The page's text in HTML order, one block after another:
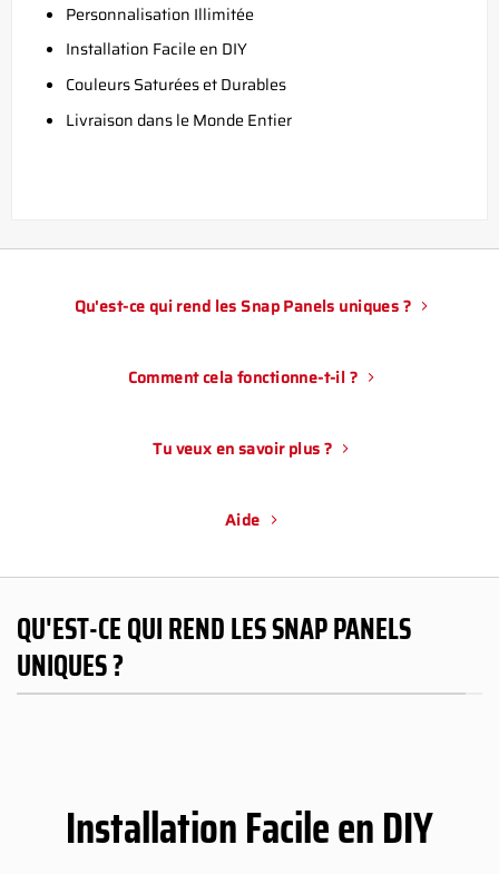
Personnalisation Illimitée
Installation Facile en DIY
Couleurs Saturées et Durables
Livraison dans le Monde Entier
Qu'est-ce qui rend les Snap Panels uniques ?
Comment cela fonctionne-t-il ?
Tu veux en savoir plus ?
Aide
QU'EST-CE QUI REND LES SNAP PANELS
UNIQUES ?
Installation Facile en DIY